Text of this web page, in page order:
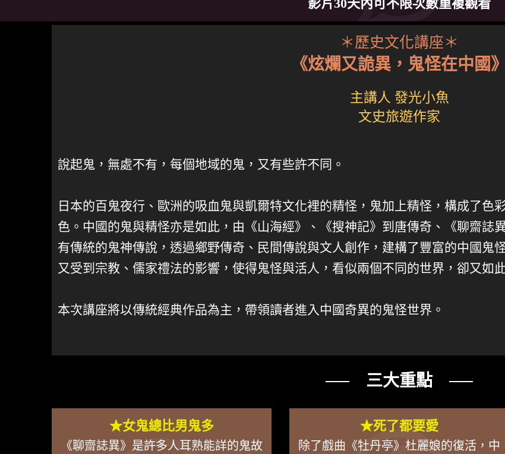
影片30天內可不限次數重複觀看
＊歷史文化講座＊
《炫爛又詭異，鬼怪在中國》
主講人 發光小魚
文史旅遊作家
說起鬼，無處不有，每個地域的鬼，又有些許不同。
日本的百鬼夜行、歐洲的吸血鬼與凱爾特文化裡的精怪，鬼加上精怪，構成了色
色。中國的鬼與精怪亦是如此，由《山海經》、《搜神記》到唐傳奇、《聊齋誌
有傳統的鬼神傳說，透過鄉野傳奇、民間傳說與文人創作，建構了豐富的中國鬼
又受到宗教、儒家禮法的影響，使得鬼怪與活人，看似兩個不同的世界，卻又如
本次講座將以傳統經典作品為主，帶領讀者進入中國奇異的鬼怪世界。
── 三大重點 ──
★女鬼總比男鬼多
《聊齋誌異》是許多人耳熟能詳的鬼故
★死了都要愛
除了戲曲《牡丹亭》杜麗娘的復活，中